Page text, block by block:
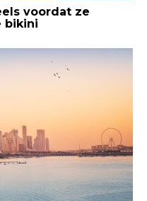
voordat ze
bikini